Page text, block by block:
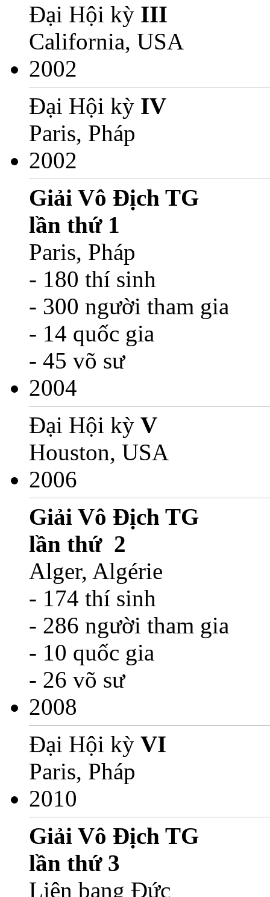
Đại Hội kỳ III
California, USA
2002
Đại Hội kỳ IV
Paris, Pháp
2002
Giải Vô Địch TG
lần thứ 1
Paris, Pháp
- 180 thí sinh
- 300 người tham gia
- 14 quốc gia
- 45 võ sư
2004
Đại Hội kỳ V
Houston, USA
2006
Giải Vô Địch TG
lần thứ 2
Alger, Algérie
- 174 thí sinh
- 286 người tham gia
- 10 quốc gia
- 26 võ sư
2008
Đại Hội kỳ VI
Paris, Pháp
2010
Giải Vô Địch TG
lần thứ 3
Liên bang Đức